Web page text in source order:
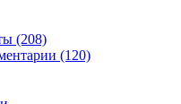
(208)
(120)